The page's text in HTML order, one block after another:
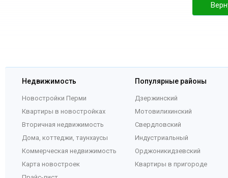
Недвижимость
Новостройки Перми
Квартиры в новостройках
Вторичная недвижимость
Дома, коттеджи, таунхаусы
Коммерческая недвижимость
Карта новостроек
Популярные районы
Дзержинский
Мотовилихинский
Свердловский
Индустриальный
Орджоникидзевский
Квартиры в пригороде